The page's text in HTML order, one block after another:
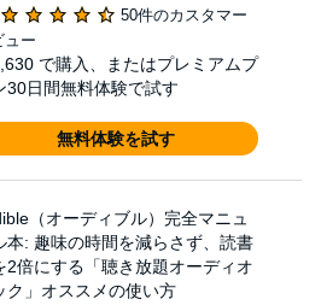
誌より取材 ・書籍『図解 新
、金融メディア「Finasee」
を執筆。同記事はLINE NEWS
・新NISA、投資関連で企業で
イナンシャルアカデミー、サ
、株式会社宮澤悠維教育研究
部の【フォロー】ボタンか
ば、新刊やセール情報をお届
します！
50件のカスタマー
ュー
で購入、またはプレミアムプ
30日間無料体験で試す
無料体験を試す
（オーディブル）完全マニュ
本: 趣味の時間を減らさず、読書
2倍にする「聴き放題オーディオ
ク」オススメの使い方